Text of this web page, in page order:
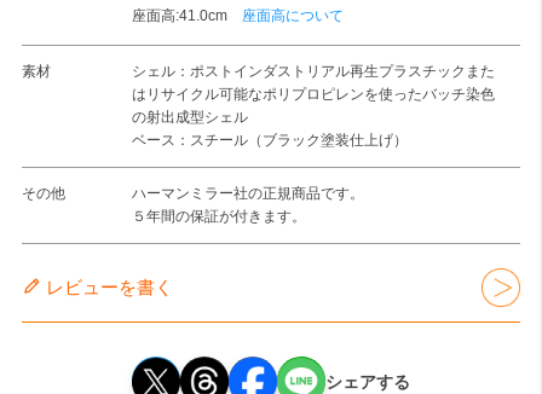
座面高:41.0cm 座面高について
素材
シェル：ポストインダストリアル再生プラスチックまた
はリサイクル可能なポリプロピレンを使ったバッチ染色
の射出成型シェル
ベース：スチール（ブラック塗装仕上げ）
その他
ハーマンミラー社の正規商品です。
５年間の保証が付きます。
レビューを書く
シェアする